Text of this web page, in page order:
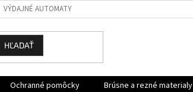
VÝDAJNÉ AUTOMATY
HĽADAŤ
Ochranné pomôcky Brúsne a rezné materialy